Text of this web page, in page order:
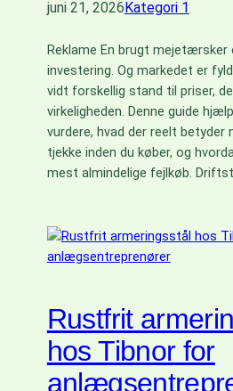
juni 21, 2026Kategori 1
Reklame En brugt mejetærsker
investering. Og markedet er
vidt forskellig stand til priser,
virkeligheden. Denne guide
vurdere, hvad der reelt betyder
tjekke inden du køber, og
mest almindelige fejlkøb.
Rustfrit
hos Tibnor for